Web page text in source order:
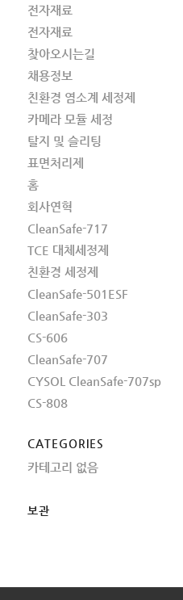
전자재료
전자재료
찾아오시는길
채용정보
친환경 염소계 세정제
카메라 모듈 세정
탈지 및 슬리팅
표면처리제
홈
회사연혁
CleanSafe-717
TCE 대체세정제
친환경 세정제
CleanSafe-501ESF
CleanSafe-303
CS-606
CleanSafe-707
CYSOL CleanSafe-707sp
CS-808
CATEGORIES
카테고리 없음
보관